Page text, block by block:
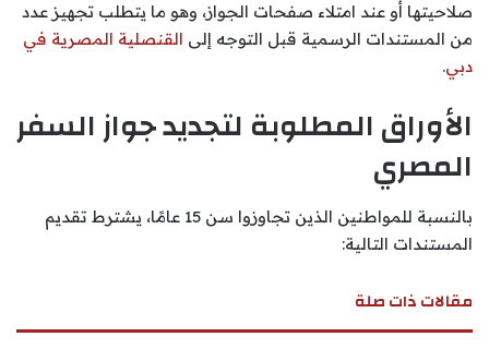
صلاحيتها أو عند امتلاء صفحات الجواز، وهو ما يتطلب تجهيز عدد
من المستندات الرسمية قبل التوجه إلى القنصلية المصرية في
دبي.
الأوراق المطلوبة لتجديد جواز السفر
المصري
بالنسبة للمواطنين الذين تجاوزوا سن 15 عامًا، يشترط تقديم
المستندات التالية:
مقالات ذات صلة